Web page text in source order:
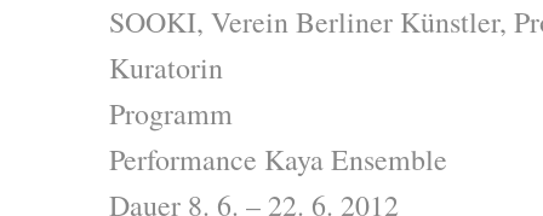
SOOKI, Verein Berliner Künstler,
Kuratorin
Programm
Performance Kaya Ensemble
Dauer 8. 6. – 22. 6. 2012